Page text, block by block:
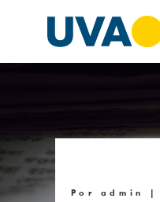
Por admin |